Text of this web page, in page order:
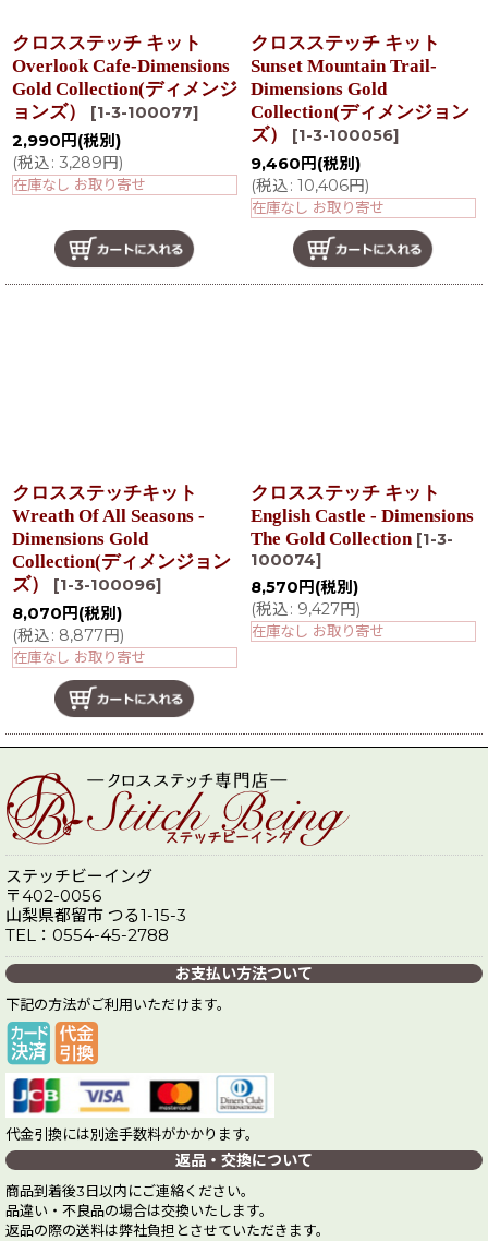
クロスステッチ キット
Overlook Cafe-Dimensions
Gold Collection(ディメンジ
ョンズ）
[1-3-100077]
2,990 円 (税別)
(税込: 3,289円)
在庫なし お取り寄せ
クロスステッチ キット
Sunset Mountain Trail-
Dimensions Gold
Collection(ディメンジョン
ズ）
[1-3-100056]
9,460 円 (税別)
(税込: 10,406円)
在庫なし お取り寄せ
クロスステッチキット
Wreath Of All Seasons -
Dimensions Gold
Collection(ディメンジョン
ズ）
[1-3-100096]
8,070 円 (税別)
(税込: 8,877円)
在庫なし お取り寄せ
クロスステッチ キット
English Castle - Dimensions
The Gold Collection [1-3-
100074]
8,570 円 (税別)
(税込: 9,427円)
在庫なし お取り寄せ
ステッチビーイング
〒402-0056
山梨県都留市 つる1-15-3
TEL：0554-45-2788
お支払い方法ついて
下記の方法がご利用いただけます。
代金引換には別途手数料がかかります。
返品・交換について
商品到着後3日以内にご連絡ください。
品違い・不良品の場合は交換いたします。
返品の際の送料は弊社負担とさせていただきます。